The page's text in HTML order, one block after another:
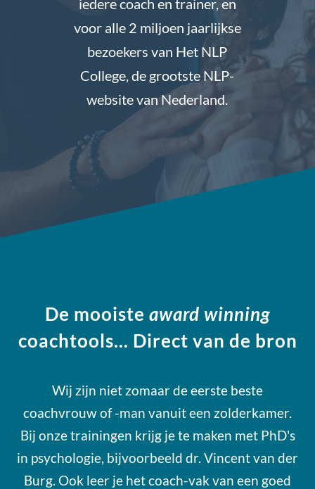
iedere coach en trainer, en
voor alle 2 miljoen jaarlijkse
bezoekers van Het NLP
College, de grootste NLP-
website van Nederland.
De mooiste award winning
coachtools… Direct van de bron
Wij zijn niet zomaar de eerste beste
coachvrouw of -man vanuit een zolderkamer.
Bij onze trainingen krijg je te maken met PhD's
in psychologie, bijvoorbeeld dr. Vincent van der
Burg. Ook leer je het coach-vak van een goed